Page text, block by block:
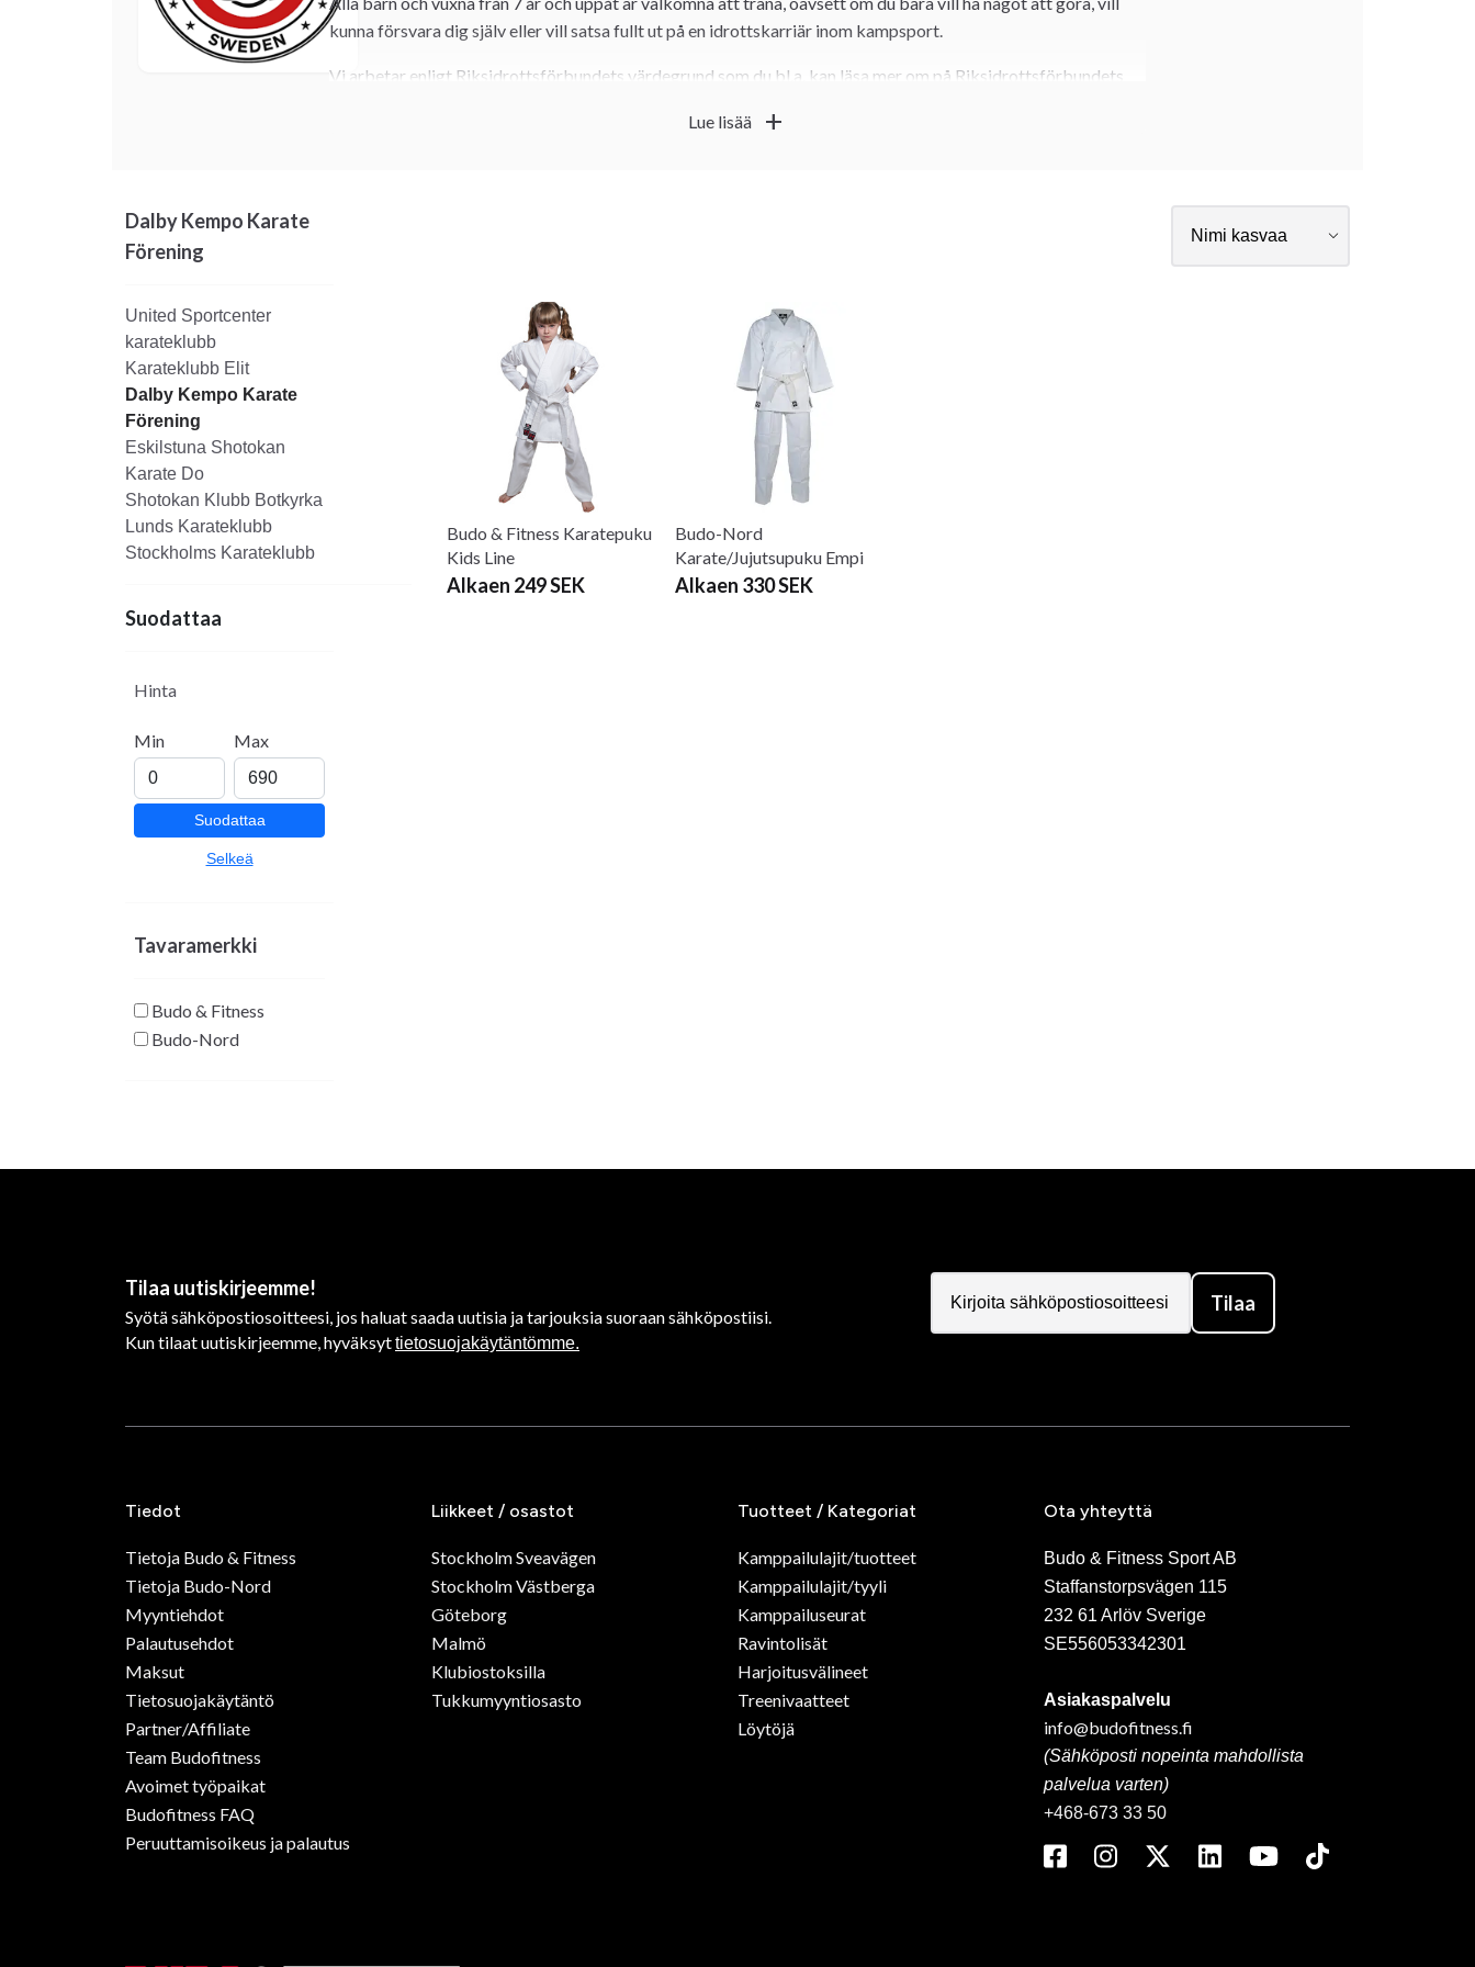
kunna försvara dig själv eller vill satsa fullt ut på en idrottskarriär inom kampsport.
Vi arbetar enligt Riksidrottsförbundets värdegrund som du bl.a. kan läsa mer om på Riksidrottsförbundets
föräldrar har en klubb där alla kan trivas och får plats. Föreningen är registrerad som en ideell förening hos
du veta mer, eller rent av prova på? Kom ner till någon av våra träningar så visar vi runt. Har du mindre frågor
kan du använda vårt kontaktformulär, men vi rekommenderar verkligen att du kommer och hälsar på. Det är
så mycket enklare att visa och beskriva på plats i rätt miljö.
Stilen vi tränar heter Isshin-Ryu Kempo karate och innehåller mycket från klassisk karate men har också
inslag från bl.a. kick-boxning och judo. Olika typer av vapenträning förkommer också t.ex. escrima. Du har
dessutom stora möjligheter att själv anpassa den till din egen variant som passar dina förutsättningar. Det gör
att den passar såväl gammal som ung, för den som vill satsa fullt ut eller den som bara vill träna kampsport
Kempo knockdown no-gi är en fullkontaktssport. I Knockdown tränar man slag, spark, nedtagningar, kast,
Lue lisää add
Dalby Kempo Karate
Förening
United Sportcenter
karateklubb
Karateklubb Elit
Dalby Kempo Karate
Förening
Eskilstuna Shotokan
Karate Do
Shotokan Klubb Botkyrka
Lunds Karateklubb
Stockholms Karateklubb
Suodattaa
Hinta
Min Max
Suodattaa
Selkeä
Tavaramerkki
Budo & Fitness
Budo-Nord
Budo & Fitness Karatepuku
Kids Line
Alkaen 249 SEK
Budo-Nord
Karate/Jujutsupuku Empi
Alkaen 330 SEK
Tilaa uutiskirjeemme!
Syötä sähköpostiosoitteesi, jos haluat saada uutisia ja tarjouksia suoraan sähköpostiisi.
Kun tilaat uutiskirjeemme, hyväksyttietosuojakäytäntömme.
Tilaa
Tiedot
Tietoja Budo & Fitness
Tietoja Budo-Nord
Myyntiehdot
Palautusehdot
Maksut
Tietosuojakäytäntö
Partner/Affiliate
Team Budofitness
Avoimet työpaikat
Budofitness FAQ
Peruuttamisoikeus ja palautus
Liikkeet / osastot
Stockholm Sveavägen
Stockholm Västberga
Göteborg
Malmö
Klubiostoksilla
Tukkumyyntiosasto
Tuotteet / Kategoriat
Kamppailulajit/tuotteet
Kamppailulajit/tyyli
Kamppailuseurat
Ravintolisät
Harjoitusvälineet
Treenivaatteet
Löytöjä
Ota yhteyttä
Budo & Fitness Sport AB
Staffanstorpsvägen 115
232 61 Arlöv Sverige
SE556053342301
Asiakaspalvelu
info@budofitness.fi
(Sähköposti nopeinta mahdollista
palvelua varten)
+468-673 33 50